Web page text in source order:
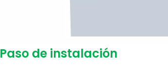
Paso de instalación